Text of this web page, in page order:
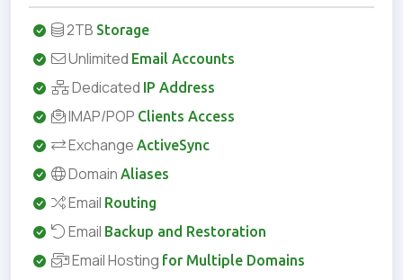
2TB Storage
Unlimited Email Accounts
Dedicated IP Address
IMAP/POP Clients Access
Exchange ActiveSync
Domain Aliases
Email Routing
Email Backup and Restoration
Email Hosting for Multiple Domains